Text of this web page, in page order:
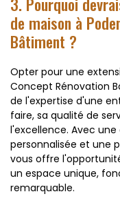
de maison à
Bâtiment ?
Opter pour une
Concept Rénovation
de l'expertise d'une
faire, sa qualité de
l'excellence. Avec
personnalisée et une
vous offre
un espace unique,
remarquable.